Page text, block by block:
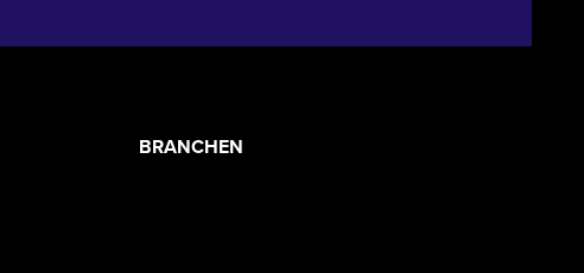
PRODUCT
BRANCHEN